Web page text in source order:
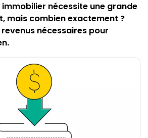
immobilier nécessite une grande
mais combien exactement ?
nécessaires pour